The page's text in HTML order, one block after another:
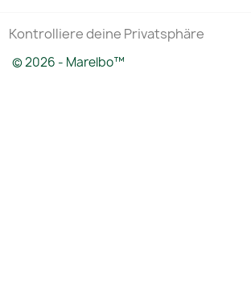
Kontrolliere deine Privatsphäre
© 2026 - Marelbo™